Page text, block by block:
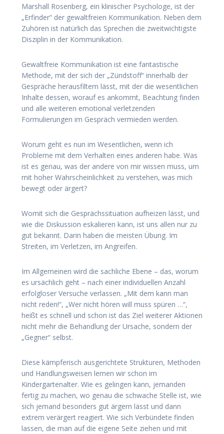
Marshall Rosenberg, ein klinischer Psychologe, ist der
„Erfinder“ der gewaltfreien Kommunikation. Neben dem
Zuhören ist natürlich das Sprechen die zweitwichtigste
Disziplin in der Kommunikation.
Gewaltfreie Kommunikation ist eine fantastische
Methode, mit der sich der „Zündstoff“ innerhalb der
Gespräche herausfiltern lässt, mit der die wesentlichen
Inhalte dessen, worauf es ankommt, Beachtung finden
und alle weiteren emotional verletzenden
Formulierungen im Gespräch vermieden werden.
Worum geht es nun im Wesentlichen, wenn ich
Probleme mit dem Verhalten eines anderen habe. Was
ist es genau, was der andere von mir wissen muss, um
mit hoher Wahrscheinlichkeit zu verstehen, was mich
bewegt oder ärgert?
Womit sich die Gesprächssituation aufheizen lässt, und
wie die Diskussion eskalieren kann, ist uns allen nur zu
gut bekannt. Darin haben die meisten Übung. Im
Streiten, im Verletzen, im Angreifen.
Im Allgemeinen wird die sachliche Ebene – das, worum
es ursächlich geht – nach einer individuellen Anzahl
erfolgloser Versuche verlassen. „Mit dem kann man
nicht reden!“, „Wer nicht hören will muss spüren …“,
heißt es schnell und schon ist das Ziel weiterer Aktionen
nicht mehr die Behandlung der Ursache, sondern der
„Gegner“ selbst.
Diese kämpferisch ausgerichtete Strukturen, Methoden
und Handlungsweisen lernen wir schon im
Kindergartenalter. Wie es gelingen kann, jemanden
fertig zu machen, wo genau die schwache Stelle ist, wie
sich jemand besonders gut ärgern lässt und dann
extrem verärgert reagiert. Wie sich Verbündete finden
lassen, die man auf die eigene Seite ziehen und mit